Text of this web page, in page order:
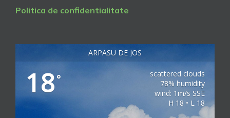
Politica de confidentialitate
ARPASU DE JOS
18°
scattered clouds
78% humidity
wind: 1m/s SSE
H 18 • L 18